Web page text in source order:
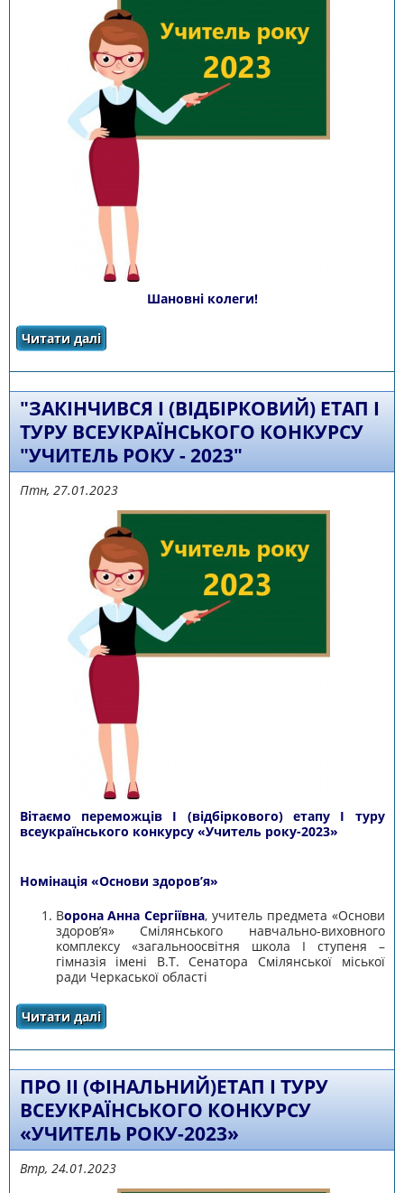
Шановні колеги!
Читати далі
2023»
"ЗАКІНЧИВСЯ І (ВІДБІРКОВИЙ) ЕТАП І
ТУРУ ВСЕУКРАЇНСЬКОГО КОНКУРСУ
"УЧИТЕЛЬ РОКУ - 2023"
Птн, 27.01.2023
Вітаємо переможців І (відбіркового) етапу І туру
всеукраїнського конкурсу «Учитель року-2023»
Номінація «Основи здоров’я»
Ворона Анна Сергіївна, учитель предмета «Основи
здоров’я» Смілянського навчально-виховного
комплексу «загальноосвітня школа І ступеня –
гімназія імені В.Т. Сенатора Смілянської міської
ради Черкаської області
Читати далі
2023"
ПРО ІІ (ФІНАЛЬНИЙ)ЕТАП І ТУРУ
ВСЕУКРАЇНСЬКОГО КОНКУРСУ
«УЧИТЕЛЬ РОКУ-2023»
Втр, 24.01.2023